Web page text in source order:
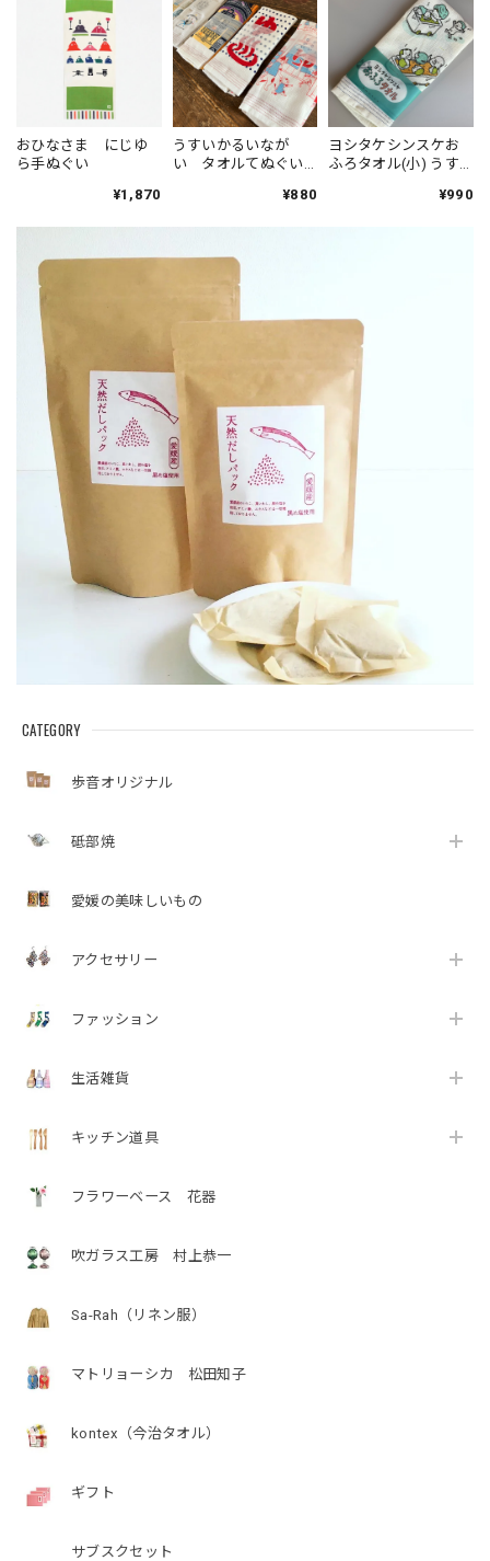
CATEGORY
歩音オリジナル
砥部焼
愛媛の美味しいもの
アクセサリー
ファッション
生活雑貨
キッチン道具
フラワーベース 花器
吹ガラス工房 村上恭一
Sa-Rah（リネン服）
マトリョーシカ 松田知子
kontex（今治タオル）
ギフト
サブスクセット
おひなさま にじゆ
ら手ぬぐい
¥1,870
うすいかるいなが
い タオルてぬぐい
¥880
ヨシタケシンスケお
ふろタオル(小) うす
オルてぬぐい 布ごよ
¥990